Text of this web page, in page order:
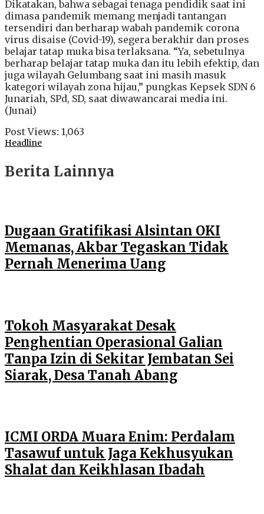
Dikatakan, bahwa sebagai tenaga pendidik saat ini
dimasa pandemik memang menjadi tantangan
tersendiri dan berharap wabah pandemik corona
virus disaise (Covid-19), segera berakhir dan proses
belajar tatap muka bisa terlaksana. “Ya, sebetulnya
berharap belajar tatap muka dan itu lebih efektip, dan
juga wilayah Gelumbang saat ini masih masuk
kategori wilayah zona hijau,” pungkas Kepsek SDN 6
Junariah, SPd, SD, saat diwawancarai media ini.
(Junai)
Post Views: 1,063
Headline
Berita Lainnya
Dugaan Gratifikasi Alsintan OKI
Memanas, Akbar Tegaskan Tidak
Pernah Menerima Uang
Tokoh Masyarakat Desak
Penghentian Operasional Galian
Tanpa Izin di Sekitar Jembatan Sei
Siarak, Desa Tanah Abang
ICMI ORDA Muara Enim: Perdalam
Tasawuf untuk Jaga Kekhusyukan
Shalat dan Keikhlasan Ibadah